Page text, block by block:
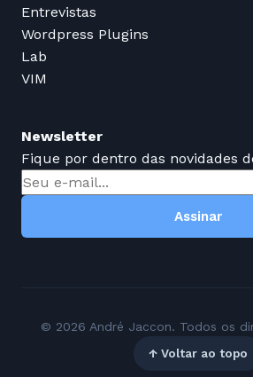
Entrevistas
Wordpress Plugins
Lab
VIM
Newsletter
Fique por dentro das novidades
Assinar
© 2026 André Jaccon. Todos os
↑ Voltar ao topo